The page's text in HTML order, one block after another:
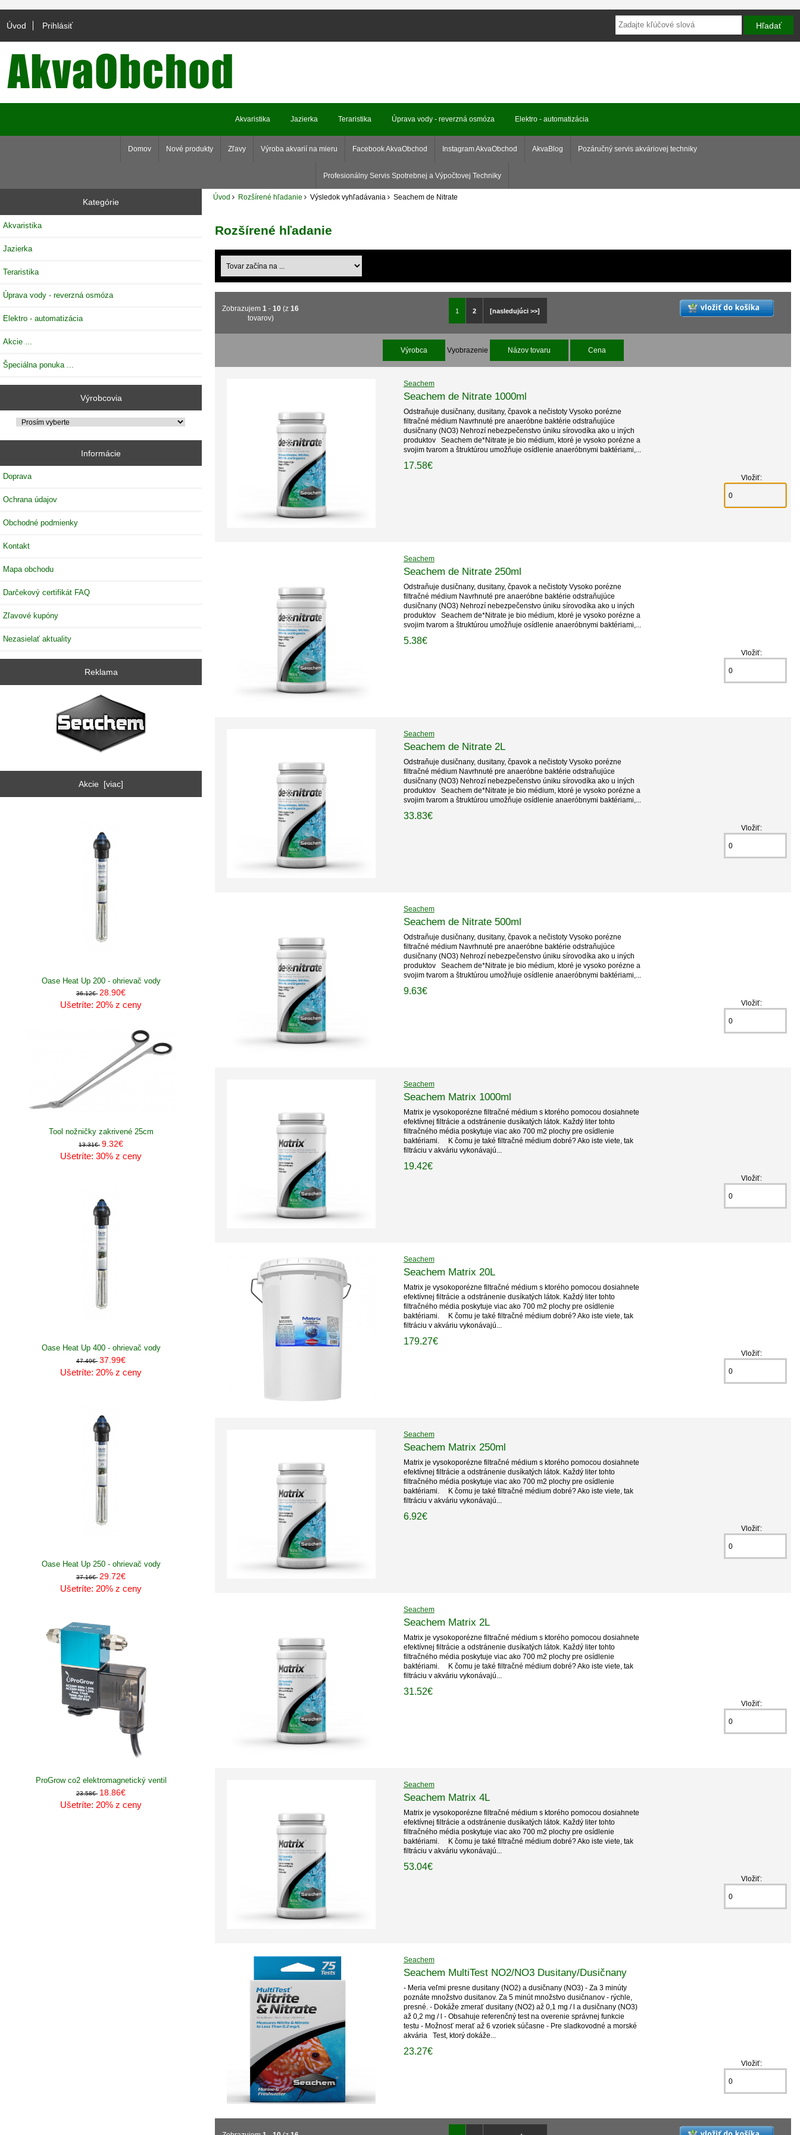
Úvod Prihlásiť
Akvaristika Jazierka Teraristika Úprava vody - reverzná osmóza Elektro - automatizácia
Domov Nové produkty Zľavy Výroba akvarií na mieru Facebook AkvaObchod Instagram AkvaObchod AkvaBlog Pozáručný servis akváriovej techniky
Profesionálny Servis Spotrebnej a Výpočtovej Techniky
Kategórie
Akvaristika
Jazierka
Teraristika
Úprava vody - reverzná osmóza
Elektro - automatizácia
Akcie ...
Špeciálna ponuka ...
Výrobcovia
Informácie
Doprava
Ochrana údajov
Obchodné podmienky
Kontakt
Mapa obchodu
Darčekový certifikát FAQ
Zľavové kupóny
Nezasielať aktuality
Reklama
Akcie [viac]
Oase Heat Up 200 - ohrievač vody
36.12€ 28.90€
Ušetríte: 20% z ceny
Tool nožničky zakrivené 25cm
13.31€ 9.32€
Ušetríte: 30% z ceny
Oase Heat Up 400 - ohrievač vody
47.49€ 37.99€
Ušetríte: 20% z ceny
Oase Heat Up 250 - ohrievač vody
37.16€ 29.72€
Ušetríte: 20% z ceny
ProGrow co2 elektromagnetický ventil
23.58€ 18.86€
Ušetríte: 20% z ceny
Úvod Rozšírené hľadanie Výsledok vyhľadávania Seachem de Nitrate
Rozšírené hľadanie
1 2 [nasledujúci >>]
Zobrazujem1 -10 (z16
tovarov)
Výrobca Vyobrazenie Názov tovaru Cena
Seachem
Seachem de Nitrate 1000ml
Odstraňuje dusičnany, dusitany, čpavok a nečistoty Vysoko porézne
filtračné médium Navrhnuté pre anaeróbne baktérie odstraňujúce
dusičnany (NO3) Nehrozí nebezpečenstvo úniku sírovodíka ako u iných
produktov Seachem de*Nitrate je bio médium, ktoré je vysoko porézne a
svojim tvarom a štruktúrou umožňuje osídlenie anaeróbnymi baktériami,...
17.58€
Vložiť:
Seachem
Seachem de Nitrate 250ml
Odstraňuje dusičnany, dusitany, čpavok a nečistoty Vysoko porézne
filtračné médium Navrhnuté pre anaeróbne baktérie odstraňujúce
dusičnany (NO3) Nehrozí nebezpečenstvo úniku sírovodíka ako u iných
produktov Seachem de*Nitrate je bio médium, ktoré je vysoko porézne a
svojim tvarom a štruktúrou umožňuje osídlenie anaeróbnymi baktériami,...
5.38€
Vložiť:
Seachem
Seachem de Nitrate 2L
Odstraňuje dusičnany, dusitany, čpavok a nečistoty Vysoko porézne
filtračné médium Navrhnuté pre anaeróbne baktérie odstraňujúce
dusičnany (NO3) Nehrozí nebezpečenstvo úniku sírovodíka ako u iných
produktov Seachem de*Nitrate je bio médium, ktoré je vysoko porézne a
svojim tvarom a štruktúrou umožňuje osídlenie anaeróbnymi baktériami,...
33.83€
Vložiť:
Seachem
Seachem de Nitrate 500ml
Odstraňuje dusičnany, dusitany, čpavok a nečistoty Vysoko porézne
filtračné médium Navrhnuté pre anaeróbne baktérie odstraňujúce
dusičnany (NO3) Nehrozí nebezpečenstvo úniku sírovodíka ako u iných
produktov Seachem de*Nitrate je bio médium, ktoré je vysoko porézne a
svojim tvarom a štruktúrou umožňuje osídlenie anaeróbnymi baktériami,...
9.63€
Vložiť:
Seachem
Seachem Matrix 1000ml
Matrix je vysokoporézne filtračné médium s ktorého pomocou dosiahnete
efektívnej filtrácie a odstránenie dusíkatých látok. Každý liter tohto
filtračného média poskytuje viac ako 700 m2 plochy pre osídlenie
baktériami. K čomu je také filtračné médium dobré? Ako iste viete, tak
filtráciu v akváriu vykonávajú...
19.42€
Vložiť:
Seachem
Seachem Matrix 20L
Matrix je vysokoporézne filtračné médium s ktorého pomocou dosiahnete
efektívnej filtrácie a odstránenie dusíkatých látok. Každý liter tohto
filtračného média poskytuje viac ako 700 m2 plochy pre osídlenie
baktériami. K čomu je také filtračné médium dobré? Ako iste viete, tak
filtráciu v akváriu vykonávajú...
179.27€
Vložiť:
Seachem
Seachem Matrix 250ml
Matrix je vysokoporézne filtračné médium s ktorého pomocou dosiahnete
efektívnej filtrácie a odstránenie dusíkatých látok. Každý liter tohto
filtračného média poskytuje viac ako 700 m2 plochy pre osídlenie
baktériami. K čomu je také filtračné médium dobré? Ako iste viete, tak
filtráciu v akváriu vykonávajú...
6.92€
Vložiť:
Seachem
Seachem Matrix 2L
Matrix je vysokoporézne filtračné médium s ktorého pomocou dosiahnete
efektívnej filtrácie a odstránenie dusíkatých látok. Každý liter tohto
filtračného média poskytuje viac ako 700 m2 plochy pre osídlenie
baktériami. K čomu je také filtračné médium dobré? Ako iste viete, tak
filtráciu v akváriu vykonávajú...
31.52€
Vložiť:
Seachem
Seachem Matrix 4L
Matrix je vysokoporézne filtračné médium s ktorého pomocou dosiahnete
efektívnej filtrácie a odstránenie dusíkatých látok. Každý liter tohto
filtračného média poskytuje viac ako 700 m2 plochy pre osídlenie
baktériami. K čomu je také filtračné médium dobré? Ako iste viete, tak
filtráciu v akváriu vykonávajú...
53.04€
Vložiť:
Seachem
Seachem MultiTest NO2/NO3 Dusitany/Dusičnany
- Meria veľmi presne dusitany (NO2) a dusičnany (NO3) - Za 3 minúty
poznáte množstvo dusitanov. Za 5 minút množstvo dusičnanov - rýchle,
presné. - Dokáže zmerať dusitany (NO2) až 0,1 mg / l a dusičnany (NO3)
až 0,2 mg / l - Obsahuje referenčný test na overenie správnej funkcie
testu - Možnosť merať až 6 vzoriek súčasne - Pre sladkovodné a morské
akvária Test, ktorý dokáže...
23.27€
Vložiť: